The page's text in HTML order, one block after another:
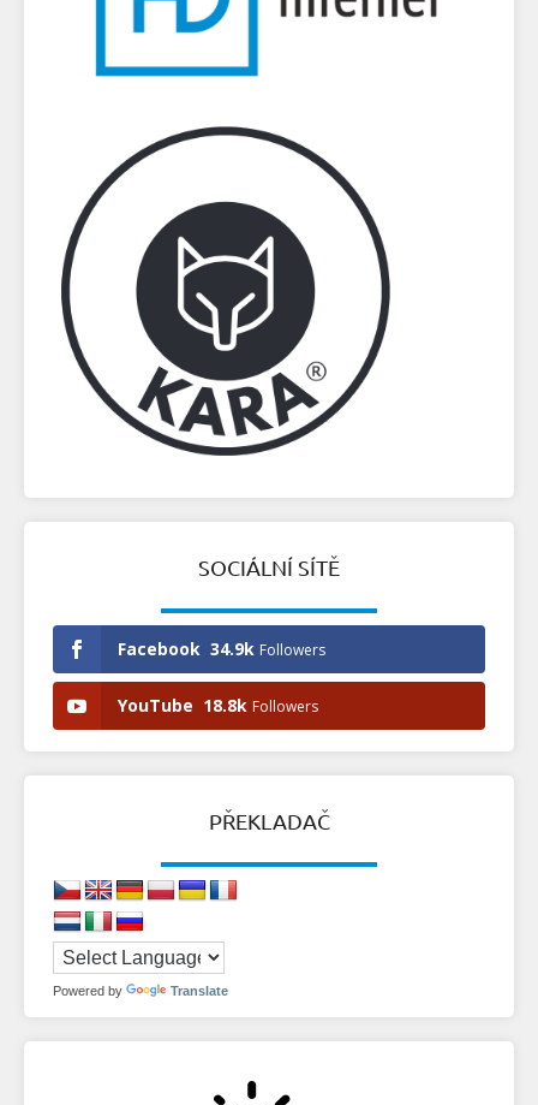
SOCIÁLNÍ SÍTĚ
Facebook 34.9k Followers
YouTube 18.8k Followers
PŘEKLADAČ
Powered by Translate